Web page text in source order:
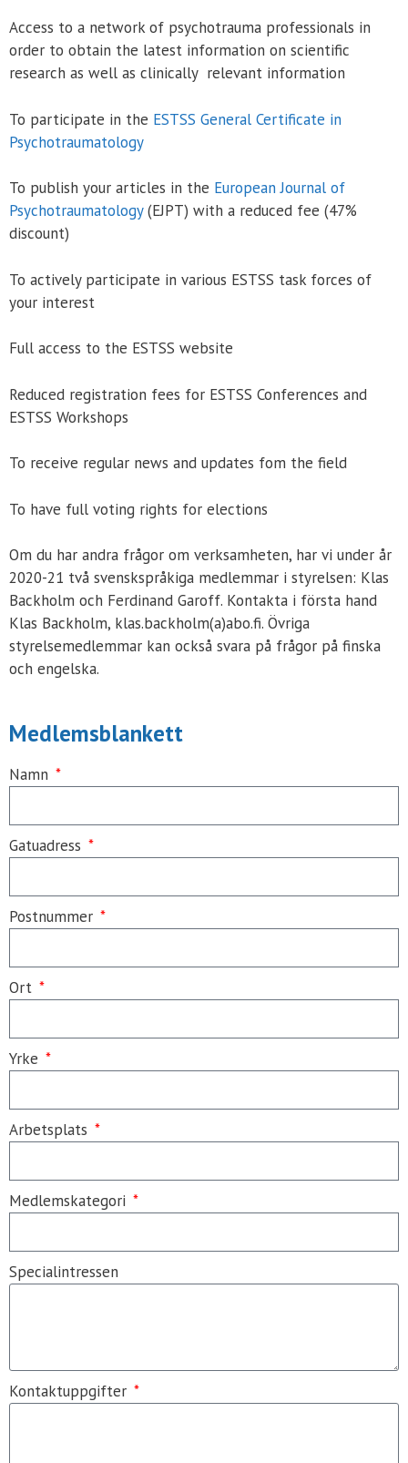
Access to a network of psychotrauma professionals in
order to obtain the latest information on scientific
research as well as clinically relevant information
To participate in the ESTSS General Certificate in
Psychotraumatology
To publish your articles in the European Journal of
Psychotraumatology(EJPT) with a reduced fee (47%
discount)
To actively participate in various ESTSS task forces of
your interest
Full access to the ESTSS website
Reduced registration fees for ESTSS Conferences and
ESTSS Workshops
To receive regular news and updates fom the field
To have full voting rights for elections
Om du har andra frågor om verksamheten, har vi under år
2020-21 två svenskspråkiga medlemmar i styrelsen: Klas
Backholm och Ferdinand Garoff. Kontakta i första hand
Klas Backholm, klas.backholm(a)abo.fi. Övriga
styrelsemedlemmar kan också svara på frågor på finska
och engelska.
Medlemsblankett
Namn
Gatuadress
Postnummer
Ort
Yrke
Arbetsplats
Medlemskategori
Specialintressen
Kontaktuppgifter